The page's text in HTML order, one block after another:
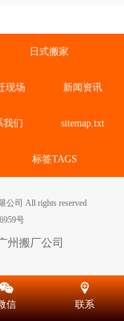
日式搬家
现场 新闻资讯
我们 sitemap.txt
标签TAGS
公司 All rights reserved
号
州搬厂公司
信 联系